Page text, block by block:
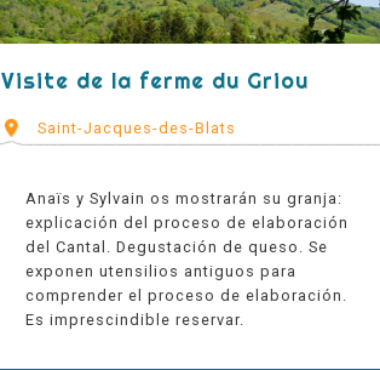
Visite de la ferme du Griou
Saint-Jacques-des-Blats
Anaïs y Sylvain os mostrarán su granja:
explicación del proceso de elaboración
del Cantal. Degustación de queso. Se
exponen utensilios antiguos para
comprender el proceso de elaboración.
Es imprescindible reservar.